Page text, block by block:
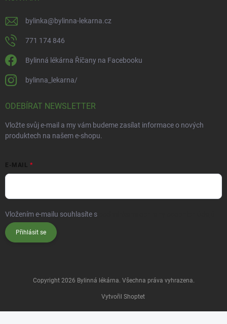
bylinka@bylinna-lekarna.cz
771 174 846
Bylinná lékárna Říčany na Facebooku
bylinna_lekarna/
ODEBÍRAT NEWSLETTER
Vložte svůj e-mail a my vám budeme zasílat informace o nových
produktech na našem e-shopu.
E-MAIL
Vložením e-mailu souhlasíte s
Přihlásit se
Vytvořil Shoptet
Copyright 2026 Bylinná lékárna. Všechna práva vyhrazena.